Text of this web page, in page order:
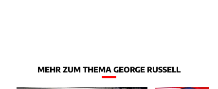
MEHR ZUM THEMA GEORGE RUSSELL